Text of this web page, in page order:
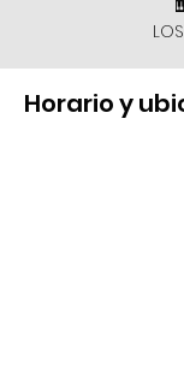
Horario y